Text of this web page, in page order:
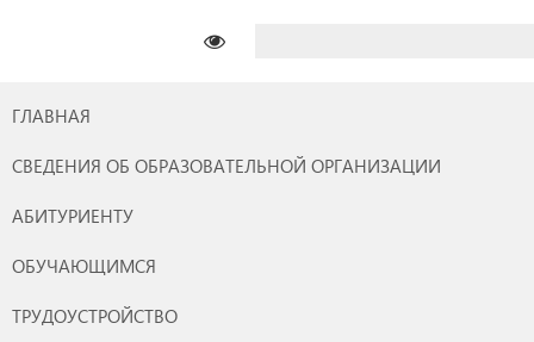
ГЛАВНАЯ
СВЕДЕНИЯ ОБ ОБРАЗОВАТЕЛЬНОЙ ОРГАНИЗАЦИИ
АБИТУРИЕНТУ
ОБУЧАЮЩИМСЯ
ТРУДОУСТРОЙСТВО